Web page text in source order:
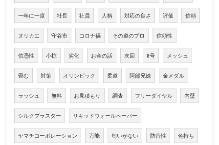
一年に一度 社長 社員 人柄 対応の良さ 評価 信頼
ヌリカエ 守谷市 コロナ禍 その道のプロ 信頼性
信憑性 小椋 劣化 お金の話 次回 8号 メッシュ
畳む 対策 オリンピック 柔道 阿部兄妹 金メダル
ラッシュ 無料 お見積もり 調査 フリーダイヤル 内壁
シルクプラスター リキッドウォールペーパー
ヤマチコーポレーション 万能 匂いがない 防音性 色持ち